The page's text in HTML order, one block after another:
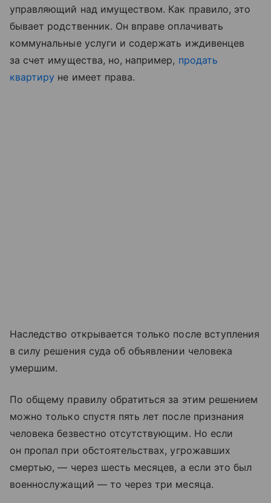
управляющий над имуществом. Как правило, это
бывает родственник. Он вправе оплачивать
коммунальные услуги и содержать иждивенцев
за счет имущества, но, например, продать
квартиру не имеет права.
Наследство открывается только после вступления
в силу решения суда об объявлении человека
умершим.
По общему правилу обратиться за этим решением
можно только спустя пять лет после признания
человека безвестно отсутствующим. Но если
он пропал при обстоятельствах, угрожавших
смертью, — через шесть месяцев, а если это был
военнослужащий — то через три месяца.